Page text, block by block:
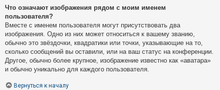
Что означают изображения рядом с моим именем
пользователя?
Вместе с именем пользователя могут присутствовать два
изображения. Одно из них может относиться к вашему званию,
обычно это звёздочки, квадратики или точки, указывающие на то,
сколько сообщений вы оставили, или на ваш статус на конференции.
Другое, обычно более крупное, изображение известно как «аватара»
и обычно уникально для каждого пользователя.
Вернуться к началу